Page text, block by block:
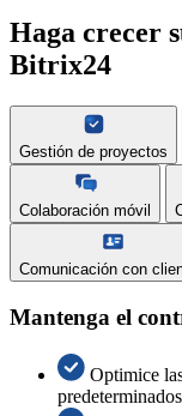
Haga crecer
Bitrix24
Gestión de proyectos
Colaboración móvil
Comunicación con
Mantenga el
Optimice
predeterminados